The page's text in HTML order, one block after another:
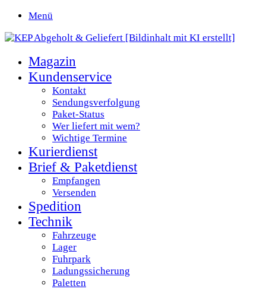
Menü
Magazin
Kundenservice
Kontakt
Sendungsverfolgung
Paket-Status
Wer liefert mit wem?
Wichtige Termine
Kurierdienst
Brief & Paketdienst
Empfangen
Versenden
Spedition
Technik
Fahrzeuge
Lager
Fuhrpark
Ladungssicherung
Paletten